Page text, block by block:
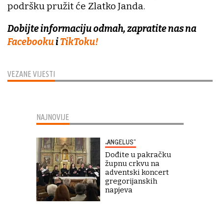
VEZANE VIJESTI
podršku pružit će Zlatko Janda.
Dobijte informaciju odmah, zapratite nas na
FacebookuiTikToku!
NAJNOVIJE
„ANGELUS“
Dođite u pakračku
župnu crkvu na
adventski koncert
gregorijanskih
napjeva